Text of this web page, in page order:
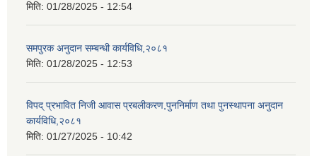
मिति: 01/28/2025 - 12:54
समपुरक अनुदान सम्बन्धी कार्यविधि,२०८१
मिति: 01/28/2025 - 12:53
विपद् प्रभावित निजी आवास प्रबलीकरण,पुननिर्माण तथा पुनस्थापना अनुदान
कार्यविधि,२०८१
मिति: 01/27/2025 - 10:42